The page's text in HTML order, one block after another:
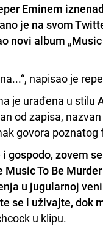
Eminem
je na svom
novi album „
napisao je
je urađena u stilu
od zapisa,
govora poznatog
i gospodo, zovem
To Be Murder
u jugularnoj
se i uživajte, dok
u klipu.